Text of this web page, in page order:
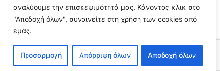
αναλύουμε την επισκεψιμότητά μας. Κάνοντας κλικ στο
"Αποδοχή όλων", συναινείτε στη χρήση των cookies από
εμάς.
Προσαρμογή Απόρριψη όλων Αποδοχή όλων